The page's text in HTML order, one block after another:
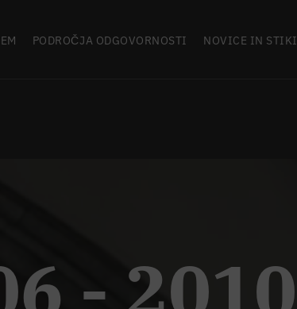
PODROČJA ODGOVORNOSTI NOVICE IN STIKI
- 2010